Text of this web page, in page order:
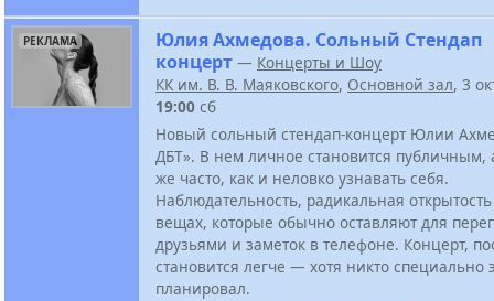
РЕКЛАМА
Юлия Ахмедова. Сольный Стендап
концерт — Концерты и Шоу
КК им. В. В. Маяковского, Основной зал, 3
19:00 сб
Новый сольный стендап-концерт Юлии
ДБТ». В нем личное становится публичным,
же часто, как и неловко узнавать себя.
Наблюдательность, радикальная
вещах, которые обычно оставляют для
друзьями и заметок в телефоне. Концерт,
становится легче — хотя никто специально
планировал.